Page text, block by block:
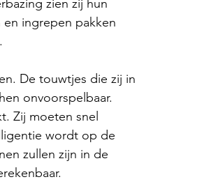
zien zij hun
ingrepen pakken
De touwtjes die zij in
onvoorspelbaar.
Zij moeten snel
wordt op de
zullen zijn in de